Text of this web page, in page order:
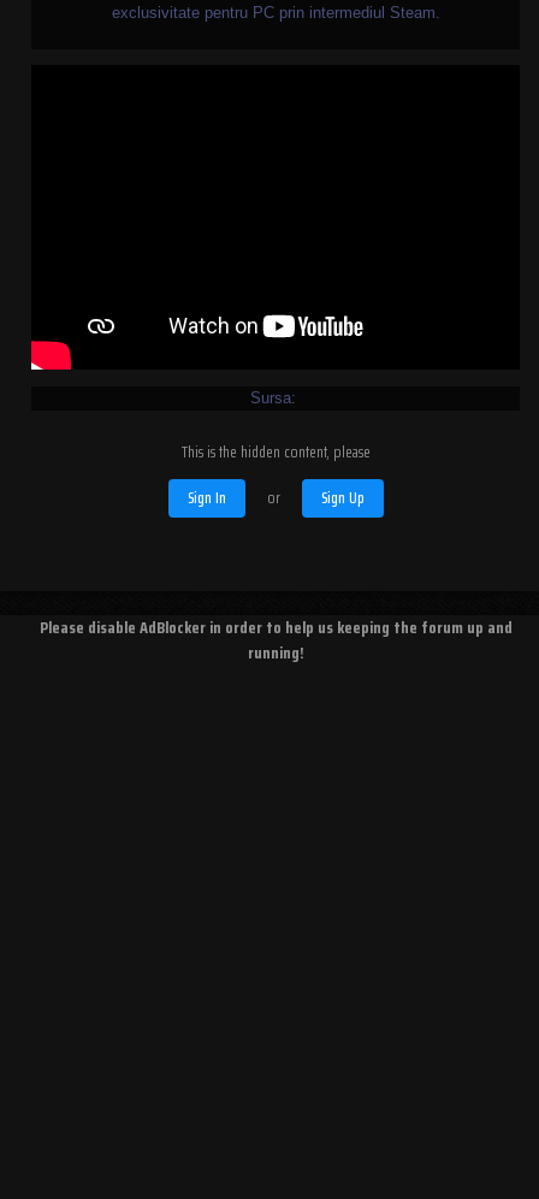
exclusivitate pentru PC prin intermediul Steam.
Sursa:
This is the hidden content, please
Sign In
or Sign Up
Please disable AdBlocker in order to help us keeping the forum up and
running!